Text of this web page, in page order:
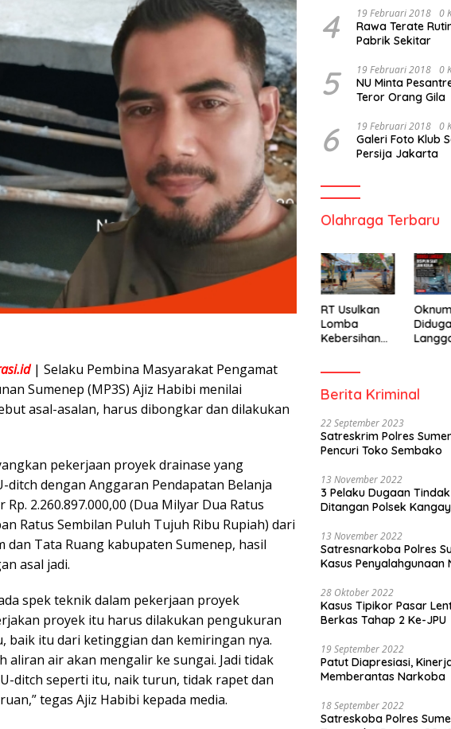
| Selaku Pembina Masyarakat Pengamat
Sumenep (MP3S) Ajiz Habibi menilai
asal-asalan, harus dibongkar dan dilakukan
pekerjaan proyek drainase yang
ditch dengan Anggaran Pendapatan Belanja
Rp. 2.260.897.000,00 (Dua Milyar Dua Ratus
Ratus Sembilan Puluh Tujuh Ribu Rupiah) dari
dan Tata Ruang kabupaten Sumenep, hasil
asal jadi.
spek teknik dalam pekerjaan proyek
proyek itu harus dilakukan pengukuran
baik itu dari ketinggian dan kemiringan nya.
aliran air akan mengalir ke sungai. Jadi tidak
ditch seperti itu, naik turun, tidak rapet dan
tegas Ajiz Habibi kepada media.
4 19 Februari 2018 0
Rawa Terate
Pabrik Sekitar
5 19 Februari 2018 0
NU Minta
Teror Orang Gila
6 19 Februari 2018 0
Galeri Foto Klub
Persija Jakarta
Olahraga Terbaru
RT Usulkan
Lomba
Kebersihan
Diduga
Berita Kriminal
22 September 2023
Satreskrim Polres
Pencuri Toko Sembako
13 November 2022
3 Pelaku Dugaan
Ditangan Polsek
13 November 2022
Satresnarkoba Polres
Kasus Penyalahgunaan
28 Oktober 2022
Kasus Tipikor Pasar
Berkas Tahap 2 Ke-JPU
19 September 2022
Patut Diapresiasi,
Memberantas Narkoba
18 September 2022
Satreskoba Polres